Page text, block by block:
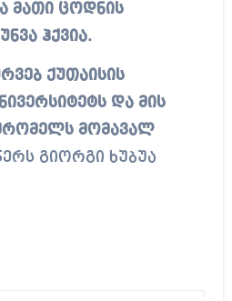
მათი ცოდნის
ჰქვია.
ქუთაისის
და მის
მომავალ
გიორგი ხუბუა